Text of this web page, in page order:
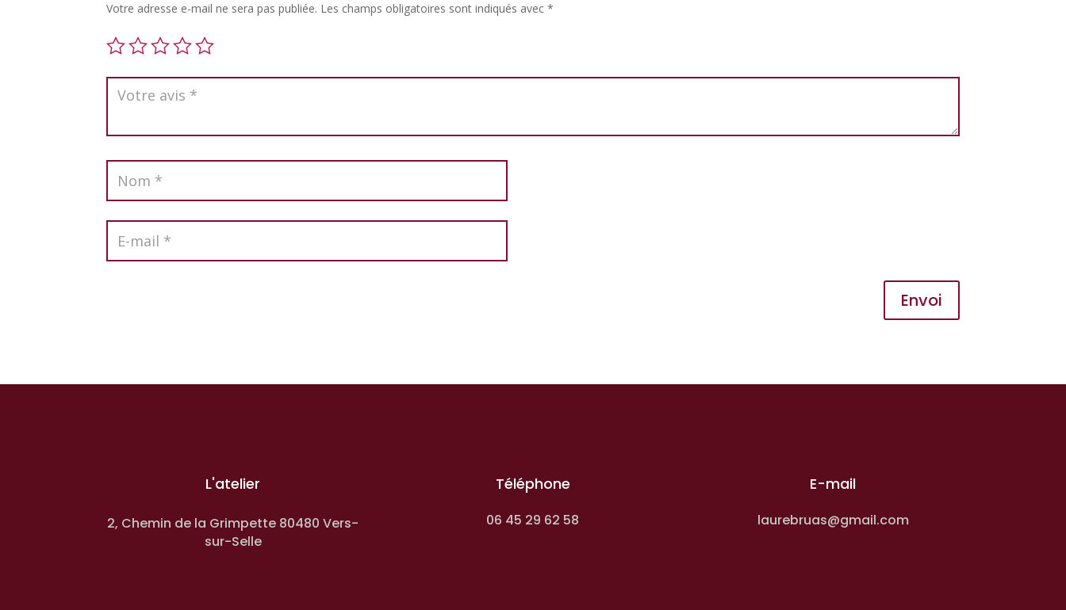
Votre adresse e-mail ne sera pas publiée. Les champs obligatoires sont indiqués avec*
Envoi
L'atelier
2, Chemin de la Grimpette 80480 Vers-
sur-Selle
Téléphone
06 45 29 62 58
E-mail
laurebruas@gmail.com